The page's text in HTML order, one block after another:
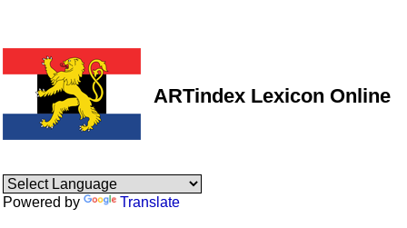
ARTindex Lexicon Online
Powered by Translate